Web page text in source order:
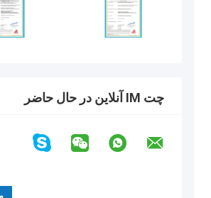
چت IM آنلاین در حال حاضر